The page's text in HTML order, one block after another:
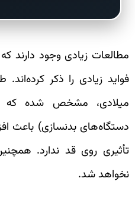
مطالعات زیادی وجود دارند
میلادی، مشخص شده که
دستگاه‌های بدنسازی) باعث
تأثیری روی قد ندارد.
نخواهد شد.